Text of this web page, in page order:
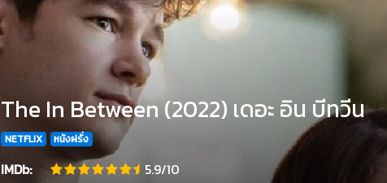
The In Between (2022) เดอะ อิน บีทวีน
NETFLIX หนังฝรั่ง
IMDb:
5.9/10